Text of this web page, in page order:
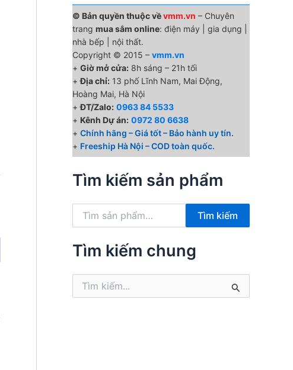
© Bản quyền thuộc vềvmm.vn – Chuyên
trang mua sắm online: điện máy | gia dụng |
nhà bếp | nội thất.
Copyright © 2015 – vmm.vn
+ Giờ mở cửa: 8h sáng – 21h tối
+Địa chỉ: 13 phố Lĩnh Nam, Mai Động,
Hoàng Mai, Hà Nội
+ĐT/Zalo: 0963 84 5533
+ Kênh Dự án: 0972 80 6638
+ Chính hãng – Giá tốt – Bảo hành uy tín.
+ Freeship Hà Nội – COD toàn quốc.
Tìm kiếm sản phẩm
k
Tìm kiếm
Tìm kiếm chung